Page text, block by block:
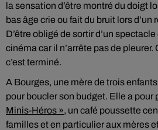
la sensation d’être montré du doigt
bas âge crie ou fait du bruit lors d’un
D’être obligé de sortir d’un spectacle
cinéma car il n’arrête pas de
c’est terminé.
A Bourges, une mère de trois
pour boucler son budget. Elle a pour
Minis-Héros », un café poussette
familles et en particulier aux mères